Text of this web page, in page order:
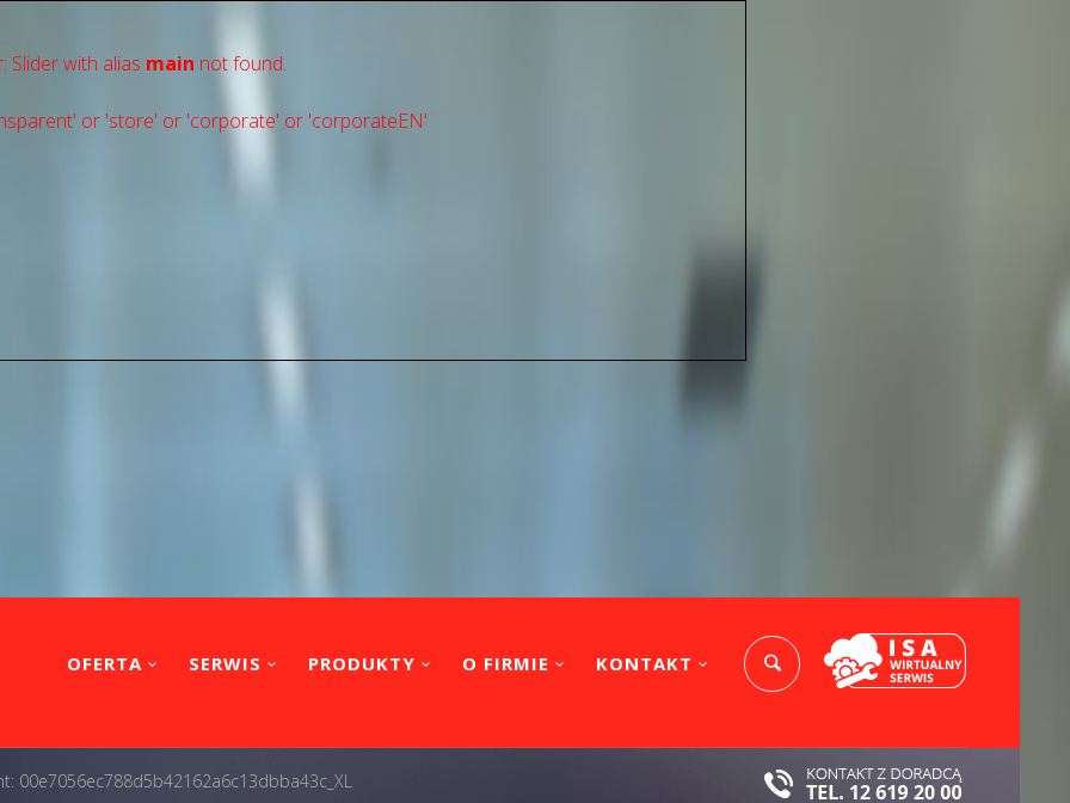
Slider with alias main not found.
or 'store' or 'сorporate' or 'corporateEN'
OFERTA SERWIS PRODUKTY O FIRMIE KONTAKT
00e7056ec788d5b42162a6c13dbba43c_XL